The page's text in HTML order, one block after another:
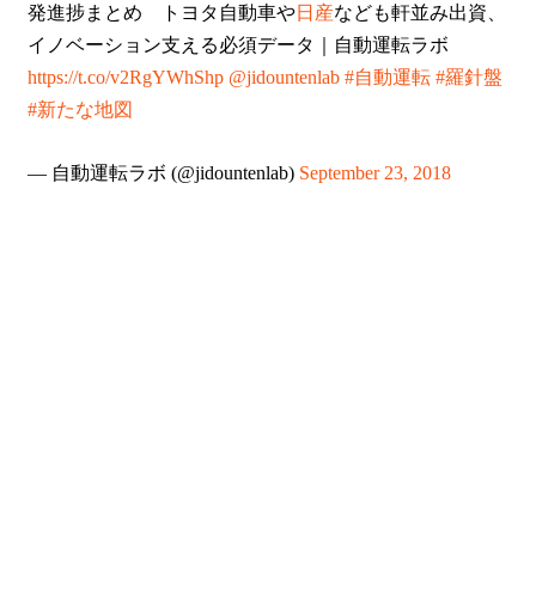
発進捗まとめ トヨタ自動車や日産なども軒並み出資、
イノベーション支える必須データ｜自動運転ラボ
https://t.co/v2RgYWhShp @jidountenlab #自動運転 #羅針盤
#新たな地図
— 自動運転ラボ (@jidountenlab) September 23, 2018